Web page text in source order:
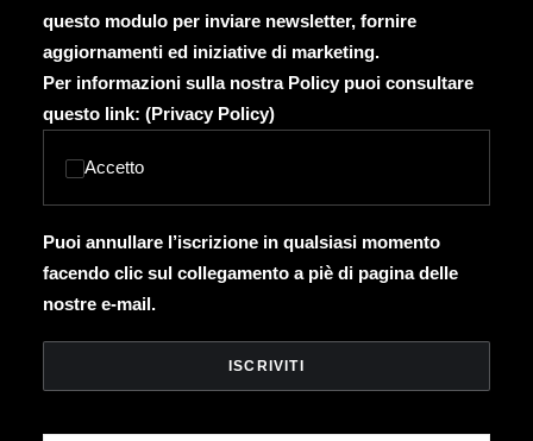
questo modulo per inviare newsletter, fornire
aggiornamenti ed iniziative di marketing.
Per informazioni sulla nostra Policy puoi consultare
questo link: (Privacy Policy)
Accetto
Puoi annullare l’iscrizione in qualsiasi momento
facendo clic sul collegamento a piè di pagina delle
nostre e-mail.